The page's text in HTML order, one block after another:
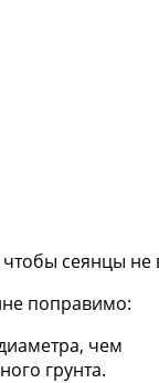
сеянцы не
поправимо:
чем
грунта.